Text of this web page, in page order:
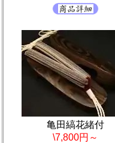
亀田縞花緒付
\7,800円～